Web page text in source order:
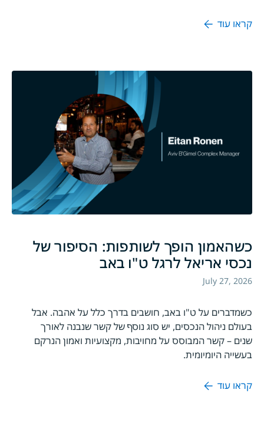
קראו עוד
כשהאמון הופך לשותפות: הסיפור של
נכסי אריאל לרגל ט"ו באב
July 27, 2026
כשמדברים על ט"ו באב, חושבים בדרך כלל על אהבה. אבל
בעולם ניהול הנכסים, יש סוג נוסף של קשר שנבנה לאורך
שנים – קשר המבוסס על מחויבות, מקצועיות ואמון הנרקם
בעשייה היומיומית.
קראו עוד